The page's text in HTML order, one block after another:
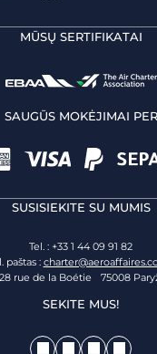
MŪSŲ SERTIFIKATAI
SAUGŪS MOKĖJIMAI PER
SUSISIEKITE SU MUMIS
Tel. : +33 1 44 09 91 82
paštas :
rue de la Boétie 75008
SEKITE MUS!